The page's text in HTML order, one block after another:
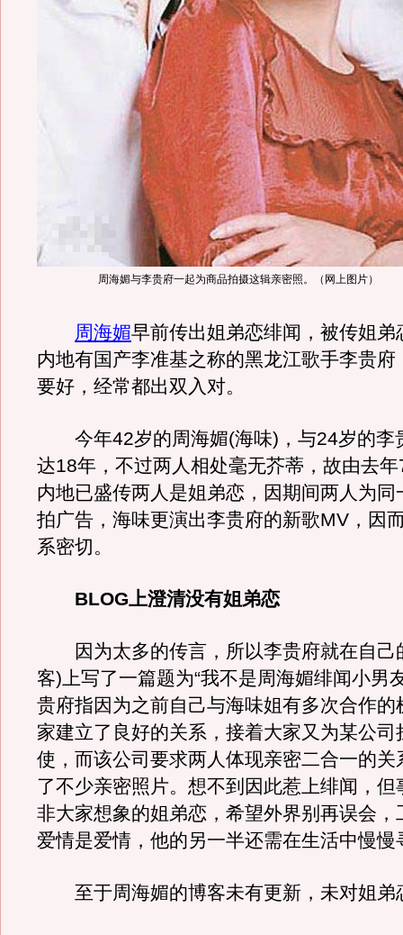
周海媚与李贵府一起为商品拍摄这辑亲密照。（网上图片）
周海媚早前传出姐弟恋绯闻，被传姐弟
内地有国产李准基之称的黑龙江歌手李贵府
要好，经常都出双入对。
今年42岁的周海媚(海味)，与24岁的李
达18年，不过两人相处毫无芥蒂，故由去
内地已盛传两人是姐弟恋，因期间两人为同
拍广告，海味更演出李贵府的新歌MV，因
系密切。
BLOG上澄清没有姐弟恋
因为太多的传言，所以李贵府就在自己
客)上写了一篇题为“我不是周海媚绯闻小男
贵府指因为之前自己与海味姐有多次合作的
家建立了良好的关系，接着大家又为某公司
使，而该公司要求两人体现亲密二合一的关
了不少亲密照片。想不到因此惹上绯闻，但
非大家想象的姐弟恋，希望外界别再误会，
爱情是爱情，他的另一半还需在生活中慢慢
至于周海媚的博客未有更新，未对姐弟